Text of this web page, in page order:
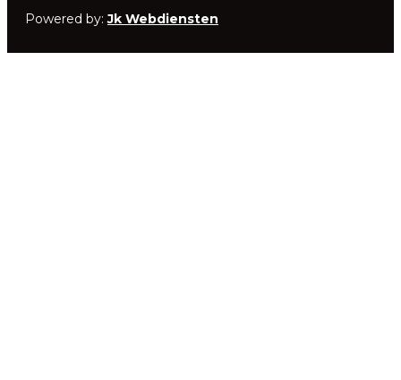
Powered by:Jk Webdiensten